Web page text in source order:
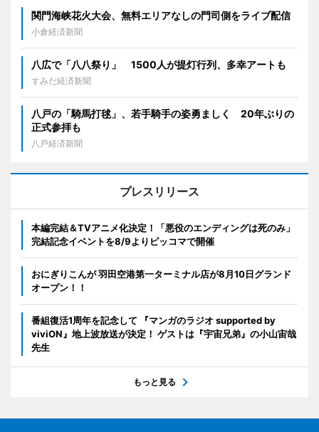
関門海峡花火大会、無料エリアなしの門司側をライブ配信
小倉経済新聞
八広で「八八祭り」 1500人が提灯行列、多幸アートも
すみだ経済新聞
八戸の「騎馬打毬」、若手騎手の姿勇ましく 20年ぶりの
正式参拝も
八戸経済新聞
プレスリリース
本編完結＆TVアニメ化決定！「悪役のエンディングは死のみ」
完結記念イベントを8/9よりピッコマで開催
おにぎりこんが 羽田空港第一ターミナル店が8月10日グランド
オープン！！
番組復活1周年を記念して 『マンガのラジオ supported by
viviON』地上波放送が決定！ ゲストは『宇宙兄弟』の小山宙哉
先生
もっと見る